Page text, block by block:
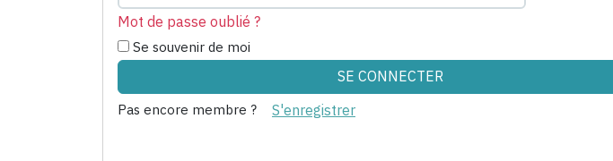
Mot de passe oublié ?
Se souvenir de moi
Pas encore membre ? S'enregistrer